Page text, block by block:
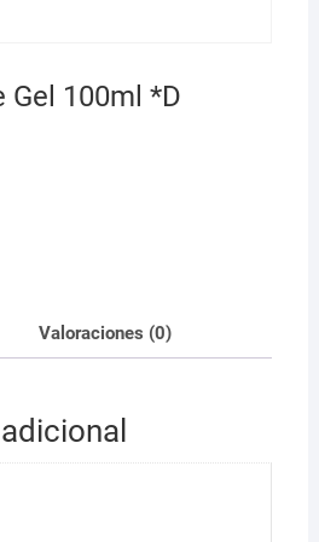
Gel 100ml *D
Valoraciones (0)